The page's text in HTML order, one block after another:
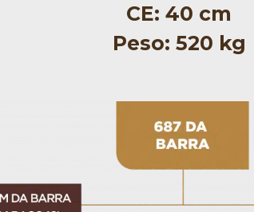
CE: 40 cm
Peso: 520 kg